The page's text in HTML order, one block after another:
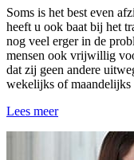
Soms is het best even
heeft u ook baat bij het
nog veel erger in de
mensen ook vrijwillig
dat zij geen andere
wekelijks of maandelijks
Lees meer